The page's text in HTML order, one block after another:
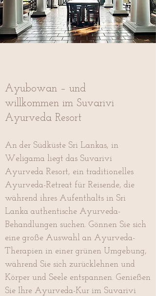
Ayubowan – und
willkommen im Suvarivi
Ayurveda Resort
An der Südküste Sri Lankas, in
Weligama liegt das Suvarivi
Ayurveda Resort, ein traditionelles
Ayurveda-Retreat für Reisende, die
während ihres Aufenthalts in Sri
Lanka authentische Ayurveda-
Behandlungen suchen. Gönnen Sie sich
eine große Auswahl an Ayurveda-
Therapien in einer grünen Umgebung,
während Sie sich zurücklehnen und
Körper und Seele entspannen. Genießen
Sie Ihre Ayurveda-Kur im Suvarivi